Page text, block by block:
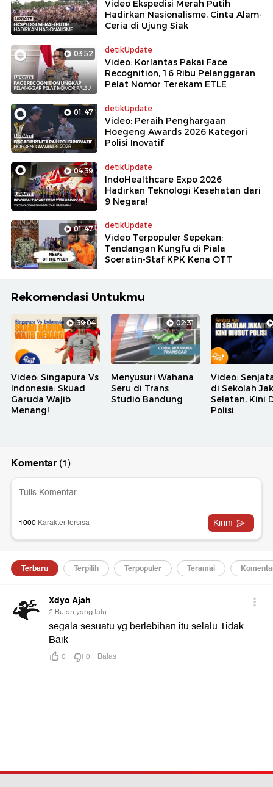
Video Ekspedisi Merah Putih
Hadirkan Nasionalisme, Cinta Alam-
Ceria di Ujung Siak
03:52 detikUpdate
Video: Korlantas Pakai Face
Recognition, 16 Ribu Pelanggaran
Pelat Nomor Terekam ETLE
01:47 detikUpdate
Video: Peraih Penghargaan
Hoegeng Awards 2026 Kategori
Polisi Inovatif
04:39 detikUpdate
IndoHealthcare Expo 2026
Hadirkan Teknologi Kesehatan dari
9 Negara!
01:47 detikUpdate
Video Terpopuler Sepekan:
Tendangan Kungfu di Piala
Soeratin-Staf KPK Kena OTT
Rekomendasi Untukmu
39:04
Video: Singapura Vs
Indonesia: Skuad
Garuda Wajib
Menang!
02:31
Menyusuri Wahana
Seru di Trans
Studio Bandung
Video:
di Sekolah
Selatan, Kini
Polisi